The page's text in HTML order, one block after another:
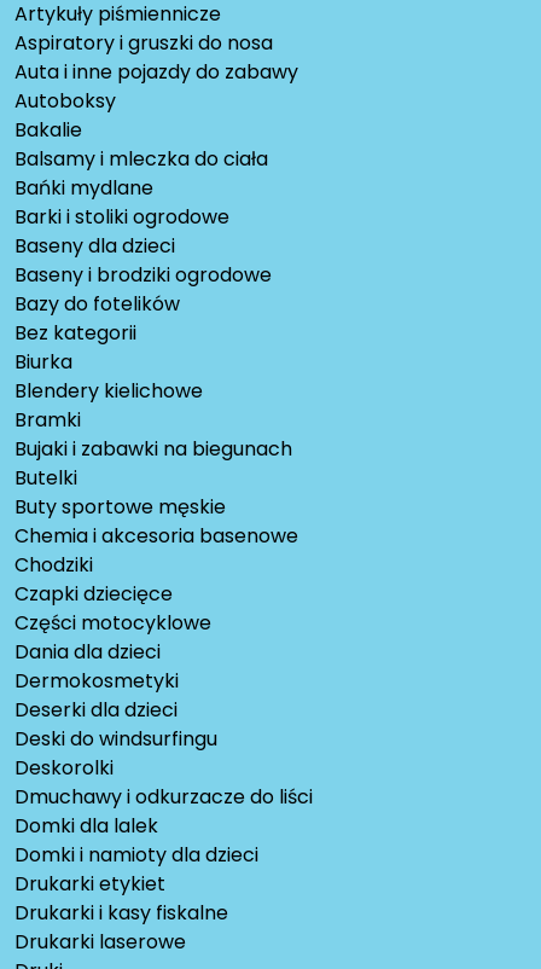
Artykuły piśmiennicze
Aspiratory i gruszki do nosa
Auta i inne pojazdy do zabawy
Autoboksy
Bakalie
Balsamy i mleczka do ciała
Bańki mydlane
Barki i stoliki ogrodowe
Baseny dla dzieci
Baseny i brodziki ogrodowe
Bazy do fotelików
Bez kategorii
Biurka
Blendery kielichowe
Bramki
Bujaki i zabawki na biegunach
Butelki
Buty sportowe męskie
Chemia i akcesoria basenowe
Chodziki
Czapki dziecięce
Części motocyklowe
Dania dla dzieci
Dermokosmetyki
Deserki dla dzieci
Deski do windsurfingu
Deskorolki
Dmuchawy i odkurzacze do liści
Domki dla lalek
Domki i namioty dla dzieci
Drukarki etykiet
Drukarki i kasy fiskalne
Drukarki laserowe